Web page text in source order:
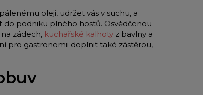
oleji, udržet vás v suchu, a
podniku plného hostů. Osvědčenou
zádech, kuchařské kalhoty z bavlny a
pro gastronomii doplnit také zástěrou,